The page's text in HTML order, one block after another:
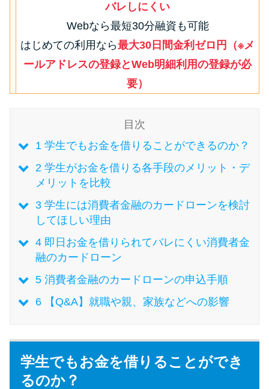
家賃払えないが強制退去は避け
たい…市役所に相談より賢い方
法2選
街金とは？絶対審査通る？借金
質屋でお金を借りるには？年利
やシステムをカードローンと比
学生がお金を借りる方法があ
る？
学生がお金を借りる方法は？親
ソフト闇金とは？悪質な手口に
バレしにくい
Webなら最短30分融資も可能
はじめての利用なら最大30日間金利ゼロ円（※メ
ールアドレスの登録とWeb明細利用の登録が必
要）
目次
1学生でもお金を借りることができるのか？
2学生がお金を借りる各手段のメリット・デ
メリットを比較
3学生には消費者金融のカードローンを検討
してほしい理由
4即日お金を借りられてバレにくい消費者金
融のカードローン
5消費者金融のカードローンの申込手順
6【Q&A】就職や親、家族などへの影響
学生でもお金を借りることができ
るのか？